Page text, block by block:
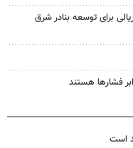
هزار میلیارد ریالی برای توسعه بنادر شرق
فشارها هستند
است